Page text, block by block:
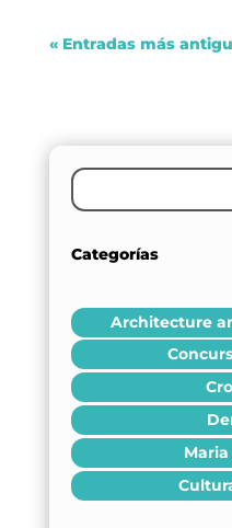
« Entradas más
Categorías
Architecture